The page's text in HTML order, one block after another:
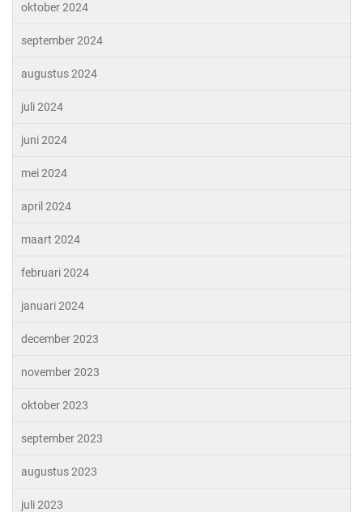
oktober 2024
september 2024
augustus 2024
juli 2024
juni 2024
mei 2024
april 2024
maart 2024
februari 2024
januari 2024
december 2023
november 2023
oktober 2023
september 2023
augustus 2023
juli 2023